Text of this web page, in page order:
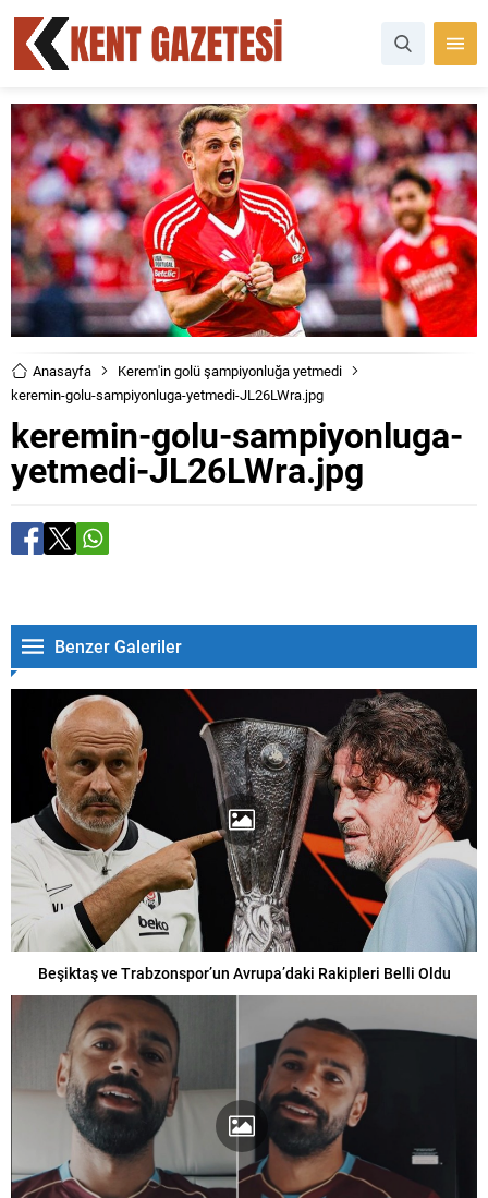
Anasayfa
Kerem'in golü şampiyonluğa yetmedi
keremin-golu-sampiyonluga-yetmedi-JL26LWra.jpg
keremin-golu-sampiyonluga-
yetmedi-JL26LWra.jpg
Benzer Galeriler
Beşiktaş ve Trabzonspor’un Avrupa’daki Rakipleri Belli Oldu